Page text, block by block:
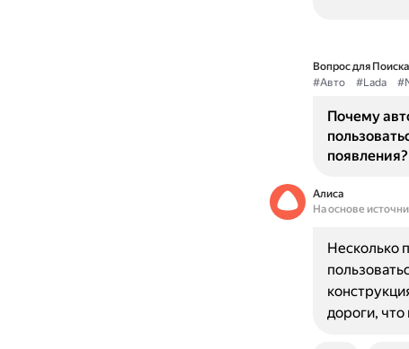
Вопрос для
#Авто
#Lada
Почему
появления?
Алиса
На основе
Несколько
дороги,